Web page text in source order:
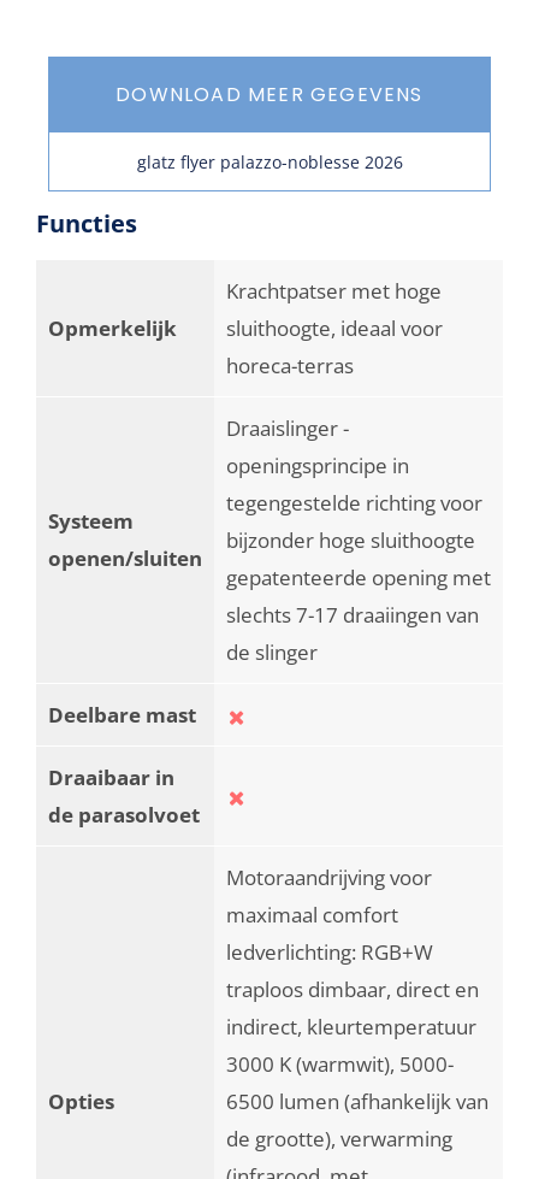
DOWNLOAD MEER GEGEVENS
glatz flyer palazzo-noblesse 2026
Functies
Opmerkelijk
Krachtpatser met hoge
sluithoogte, ideaal voor
horeca-terras
Systeem
openen/sluiten
Draaislinger -
openingsprincipe in
tegengestelde richting voor
bijzonder hoge sluithoogte
gepatenteerde opening met
slechts 7-17 draaiingen van
de slinger
Deelbare mast
Draaibaar in
de parasolvoet
Opties
Motoraandrijving voor
maximaal comfort
ledverlichting: RGB+W
traploos dimbaar, direct en
indirect, kleurtemperatuur
3000 K (warmwit), 5000-
6500 lumen (afhankelijk van
de grootte), verwarming